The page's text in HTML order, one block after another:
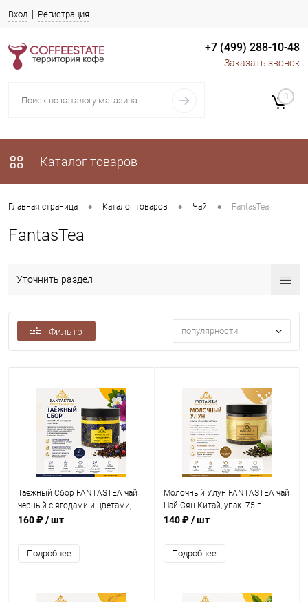
Вход Регистрация
+7 (499) 288-10-48
Заказать звонок
Каталог товаров
0
Главная страница • Каталог товаров • Чай • FantasTea
FantasTea
Уточнить раздел
Фильтр популярности
Таежный Сбор FANTASTEA чай
черный с ягодами и цветами,
упак. 40 г.
160 ₽/ шт
Подробнее
Молочный Улун FANTASTEA чай
Най Сян Китай, упак. 75 г.
140 ₽/ шт
Подробнее